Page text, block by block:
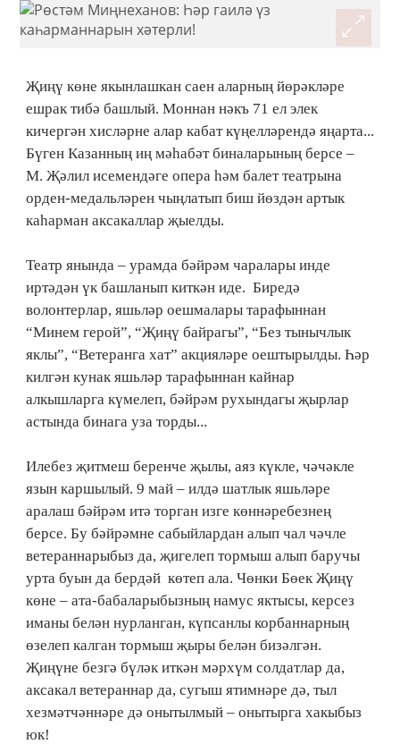
Җиңү көне якынлашкан саен аларның йөрәкләре
ешрак тибә башлый. Моннан нәкъ 71 ел элек
кичергән хисләрне алар кабат күңелләрендә яңарта...
Бүген Казанның иң мәһабәт биналарының берсе –
М. Җәлил исемендәге опера һәм балет театрына
орден-медальләрен чыңлатып биш йөздән артык
каһарман аксакаллар җыелды.
Театр янында – урамда бәйрәм чаралары инде
иртәдән үк башланып киткән иде. Биредә
волонтерлар, яшьләр оешмалары тарафыннан
“Минем герой”, “Җиңү байрагы”, “Без тынычлык
яклы”, “Ветеранга хат” акцияләре оештырылды. Һәр
килгән кунак яшьләр тарафыннан кайнар
алкышларга күмелеп, бәйрәм рухындагы җырлар
астында бинага уза торды...
Илебез җитмеш беренче җылы, аяз күкле, чәчәкле
язын каршылый. 9 май – илдә шатлык яшьләре
аралаш бәйрәм итә торган изге көннәребезнең
берсе. Бу бәйрәмне сабыйлардан алып чал чәчле
ветераннарыбыз да, җигелеп тормыш алып баручы
урта буын да бердәй көтеп ала. Чөнки Бөек Җиңү
көне – ата-бабаларыбызның намус яктысы, керсез
иманы белән нурланган, күпсанлы корбаннарның
өзелеп калган тормыш җыры белән бизәлгән.
Җиңүне безгә бүләк иткән мәрхүм солдатлар да,
аксакал ветераннар да, сугыш ятимнәре дә, тыл
хезмәтчәннәре дә онытылмый – онытырга хакыбыз
юк!